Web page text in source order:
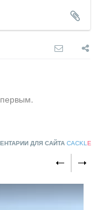
ДЛЯ САЙТА CACKL E